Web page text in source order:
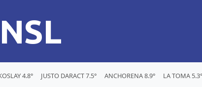
4.8° JUSTO DARACT 7.5° ANCHORENA 8.9° LA TOMA 5.3°